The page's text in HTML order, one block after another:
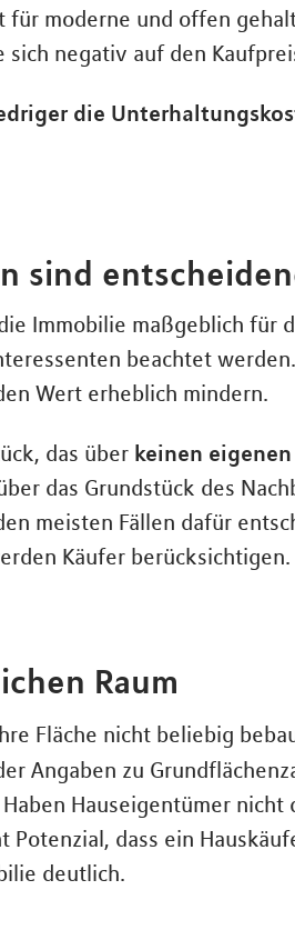
moderne und offen
negativ auf den
die
sind
Immobilie maßgeblich für
beachtet
Wert erheblich mindern.
das über keinen
das Grundstück des
meisten Fällen dafür
Käufer berücksichtigen.
Raum
Fläche nicht beliebig
Angaben zu
Hauseigentümer nicht
Potenzial, dass ein
deutlich.